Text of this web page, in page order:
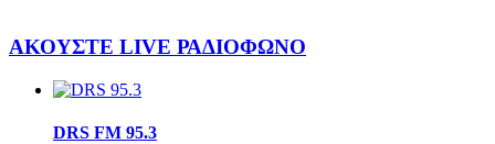
ΑΚΟΥΣΤΕ LIVE ΡΑΔΙΟΦΩΝΟ
DRS FM 95.3